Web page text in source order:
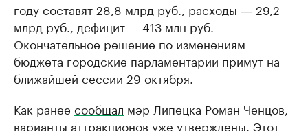
году составят 28,8 млрд руб., расходы ― 29,2
млрд руб., дефицит — 413 млн руб.
Окончательное решение по изменениям
бюджета городские парламентарии примут на
ближайшей сессии 29 октября.
Как ранее сообщал мэр Липецка Роман Ченцов,
варианты аттракционов уже утверждены. Этот